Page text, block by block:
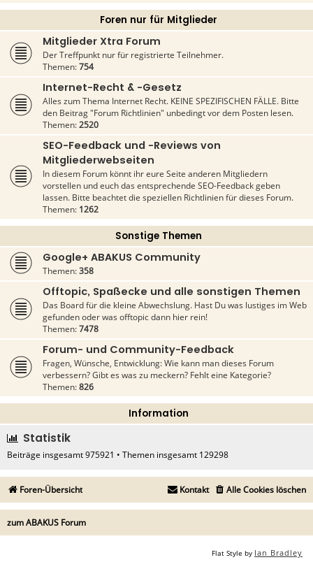
Foren nur für Mitglieder
Mitglieder Xtra Forum
Der Treffpunkt nur für registrierte Teilnehmer.
Themen:754
Internet-Recht & -Gesetz
Alles zum Thema Internet Recht. KEINE SPEZIFISCHEN FÄLLE. Bitte
den Beitrag "Forum Richtlinien" unbedingt vor dem Posten lesen.
Themen:2520
SEO-Feedback und -Reviews von
Mitgliederwebseiten
In diesem Forum könnt ihr eure Seite anderen Mitgliedern
vorstellen und euch das entsprechende SEO-Feedback geben
lassen. Bitte beachtet die speziellen Richtlinien für dieses Forum.
Themen: 1262
Sonstige Themen
Google+ ABAKUS Community
Themen:358
Offtopic, Spaßecke und alle sonstigen Themen
Das Board für die kleine Abwechslung. Hast Du was lustiges im Web
gefunden oder was offtopic dann hier rein!
Themen:7478
Forum- und Community-Feedback
Fragen, Wünsche, Entwicklung: Wie kann man dieses Forum
verbessern? Gibt es was zu meckern? Fehlt eine Kategorie?
Themen:826
Information
Statistik
Beiträge insgesamt975921 • Themen insgesamt 129298
Foren-Übersicht Alle Cookies löschen
Kontakt
zum ABAKUS Forum
Flat Style by Ian Bradley